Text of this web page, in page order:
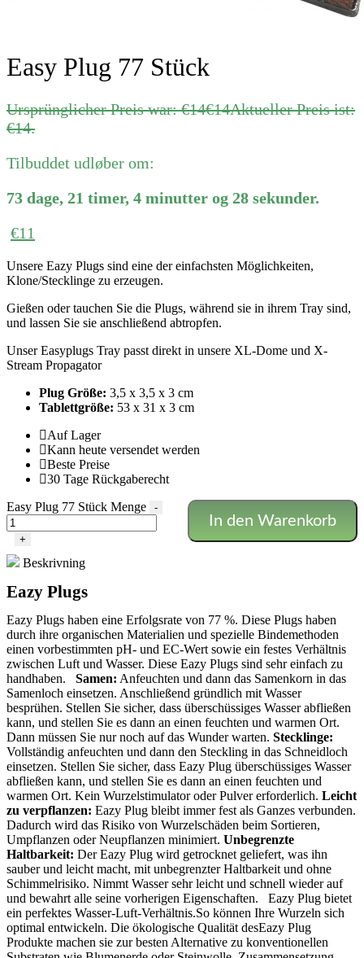
Easy Plug 77 Stück
Ursprünglicher Preis war: €14€14Aktueller Preis ist:
€14.
Tilbuddet udløber om:
73 dage, 21 timer, 4 minutter og 28 sekunder.
€11
Unsere Eazy Plugs sind eine der einfachsten Möglichkeiten,
Klone/Stecklinge zu erzeugen.
Gießen oder tauchen Sie die Plugs, während sie in ihrem Tray sind,
und lassen Sie sie anschließend abtropfen.
Unser Easyplugs Tray passt direkt in unsere XL-Dome und X-
Stream Propagator
Plug Größe: 3,5 x 3,5 x 3 cm
Tablettgröße: 53 x 31 x 3 cm
Auf Lager
Kann heute versendet werden
Beste Preise
30 Tage Rückgaberecht
Easy Plug 77 Stück Menge
-
+
In den Warenkorb
Beskrivning
Eazy Plugs
Eazy Plugs haben eine Erfolgsrate von 77 %. Diese Plugs haben
durch ihre organischen Materialien und spezielle Bindemethoden
einen vorbestimmten pH- und EC-Wert sowie ein festes Verhältnis
zwischen Luft und Wasser. Diese Eazy Plugs sind sehr einfach zu
handhaben. Samen: Anfeuchten und dann das Samenkorn in das
Samenloch einsetzen. Anschließend gründlich mit Wasser
besprühen. Stellen Sie sicher, dass überschüssiges Wasser abfließen
kann, und stellen Sie es dann an einen feuchten und warmen Ort.
Dann müssen Sie nur noch auf das Wunder warten. Stecklinge:
Vollständig anfeuchten und dann den Steckling in das Schneidloch
einsetzen. Stellen Sie sicher, dass Eazy Plug überschüssiges Wasser
abfließen kann, und stellen Sie es dann an einen feuchten und
warmen Ort. Kein Wurzelstimulator oder Pulver erforderlich. Leicht
zu verpflanzen: Eazy Plug bleibt immer fest als Ganzes verbunden.
Dadurch wird das Risiko von Wurzelschäden beim Sortieren,
Umpflanzen oder Neupflanzen minimiert. Unbegrenzte
Haltbarkeit: Der Eazy Plug wird getrocknet geliefert, was ihn
sauber und leicht macht, mit unbegrenzter Haltbarkeit und ohne
Schimmelrisiko. Nimmt Wasser sehr leicht und schnell wieder auf
und bewahrt alle seine vorherigen Eigenschaften. Eazy Plug bietet
ein perfektes Wasser-Luft-Verhältnis.So können Ihre Wurzeln sich
optimal entwickeln. Die ökologische Qualität desEazy Plug
Produkte machen sie zur besten Alternative zu konventionellen